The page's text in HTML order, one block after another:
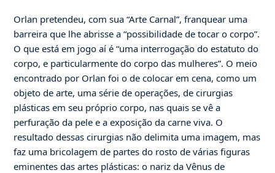
Orlan pretendeu, com sua “Arte Carnal”, franquear uma
barreira que lhe abrisse a “possibilidade de tocar o corpo”.
O que está em jogo aí é “uma interrogação do estatuto do
corpo, e particularmente do corpo das mulheres”. O meio
encontrado por Orlan foi o de colocar em cena, como um
objeto de arte, uma série de operações, de cirurgias
plásticas em seu próprio corpo, nas quais se vê a
perfuração da pele e a exposição da carne viva. O
resultado dessas cirurgias não delimita uma imagem, mas
faz uma bricolagem de partes do rosto de várias figuras
eminentes das artes plásticas: o nariz da Vênus de